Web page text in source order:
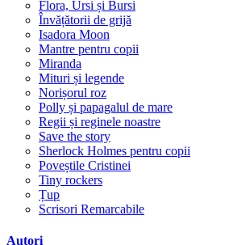
Flora, Ursi și Bursi
Învățătorii de grijă
Isadora Moon
Mantre pentru copii
Miranda
Mituri și legende
Norișorul roz
Polly și papagalul de mare
Regii și reginele noastre
Save the story
Sherlock Holmes pentru copii
Poveștile Cristinei
Tiny rockers
Țup
Scrisori Remarcabile
Autori